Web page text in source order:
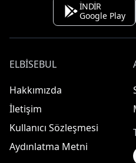
İNDİR
Google Play
ELBISEBUL
Hakkımızda
İletişim
Kullanıcı Sözleşmesi
Aydınlatma Metni